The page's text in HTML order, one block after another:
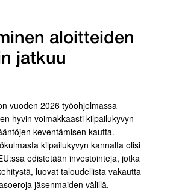
aloitteiden
jatkuu
vuoden 2026 työohjelmassa
hyvin voimakkaasti kilpailukyvyn
keventämisen kautta.
kilpailukyvyn kannalta olisi
edistetään investointeja, jotka
luovat taloudellista vakautta
jäsenmaiden välillä.